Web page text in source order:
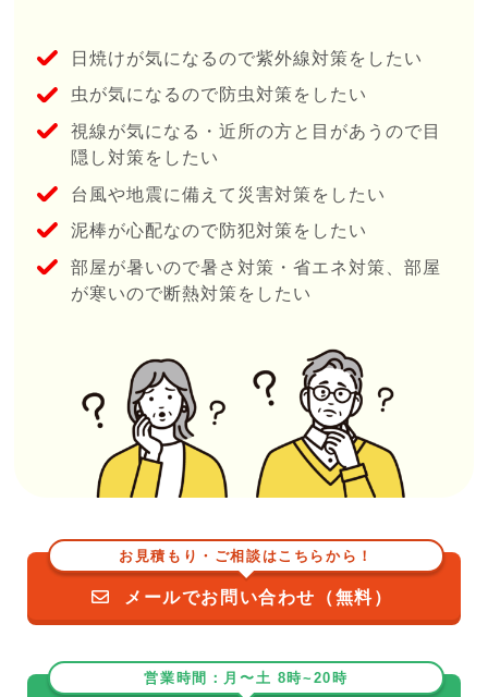
⽇焼けが気になるので紫外線対策をしたい
⾍が気になるので防⾍対策をしたい
視線が気になる・近所の⽅と⽬があうので⽬
隠し対策をしたい
台⾵や地震に備えて災害対策をしたい
泥棒が心配なので防犯対策をしたい
部屋が暑いので暑さ対策・省エネ対策、部屋
が寒いので断熱対策をしたい
お見積もり・ご相談はこちらから！
メールでお問い合わせ（無料）
営業時間：月〜土 8時~20時